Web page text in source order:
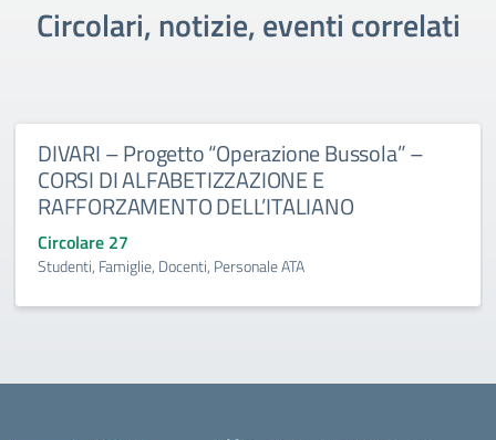
Circolari, notizie, eventi correlati
DIVARI – Progetto “Operazione Bussola” –
CORSI DI ALFABETIZZAZIONE E
RAFFORZAMENTO DELL’ITALIANO
Circolare 27
Studenti, Famiglie, Docenti, Personale ATA